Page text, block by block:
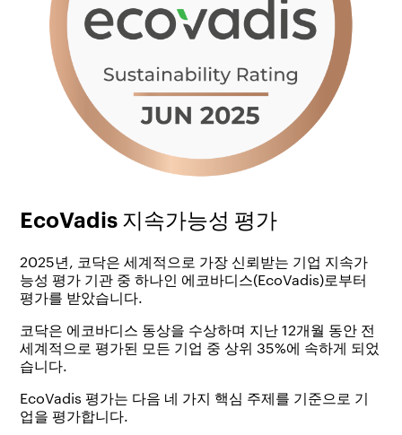
EcoVadis 지속가능성 평가
2025년, 코닥은 세계적으로 가장 신뢰받는 기업 지속가
능성 평가 기관 중 하나인 에코바디스(EcoVadis)로부터
평가를 받았습니다.
코닥은 에코바디스 동상을 수상하며 지난 12개월 동안 전
세계적으로 평가된 모든 기업 중 상위 35%에 속하게 되었
습니다.
EcoVadis 평가는 다음 네 가지 핵심 주제를 기준으로 기
업을 평가합니다.